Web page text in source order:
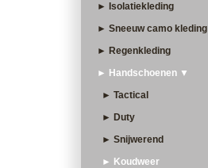
► Isolatiekleding
► Sneeuw camo kleding
► Regenkleding
► Handschoenen ▼
► Tactical
► Duty
► Snijwerend
► Koudweer